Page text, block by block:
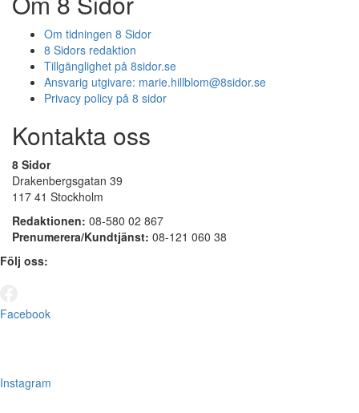
Om tidningen 8 Sidor
8 Sidors redaktion
Tillgänglighet på 8sidor.se
Ansvarig utgivare: marie.hillblom@8sidor.se
Privacy policy på 8 sidor
Kontakta oss
8 Sidor
Drakenbergsgatan 39
117 41 Stockholm
Redaktionen: 08-580 02 867
Prenumerera/Kundtjänst: 08-121 060 38
Följ oss:
Facebook
Instagram